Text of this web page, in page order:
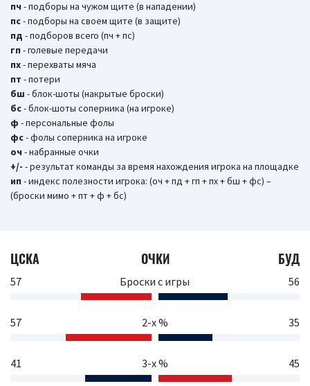
пч - подборы на чужом щите (в нападении)
пс- подборы на своем щите (в защите)
пд - подборов всего (пч + пс)
гп - голевые передачи
пх- перехваты мяча
пт - потери
бш - блок-шоты (накрытые броски)
бc- блок-шоты соперника (на игроке)
ф - персональные фолы
фс- фолы соперника на игроке
оч - набранные очки
+/- - результат команды за время нахождения игрока на площадке
ип - индекс полезности игрока: (оч + пд + гп + пх + бш + фс) –
(броски мимо + пт + ф + бс)
ЦСКА ОЧКИ БУД
57 Броски с игры 56
57 2-х % 35
41 3-х % 45